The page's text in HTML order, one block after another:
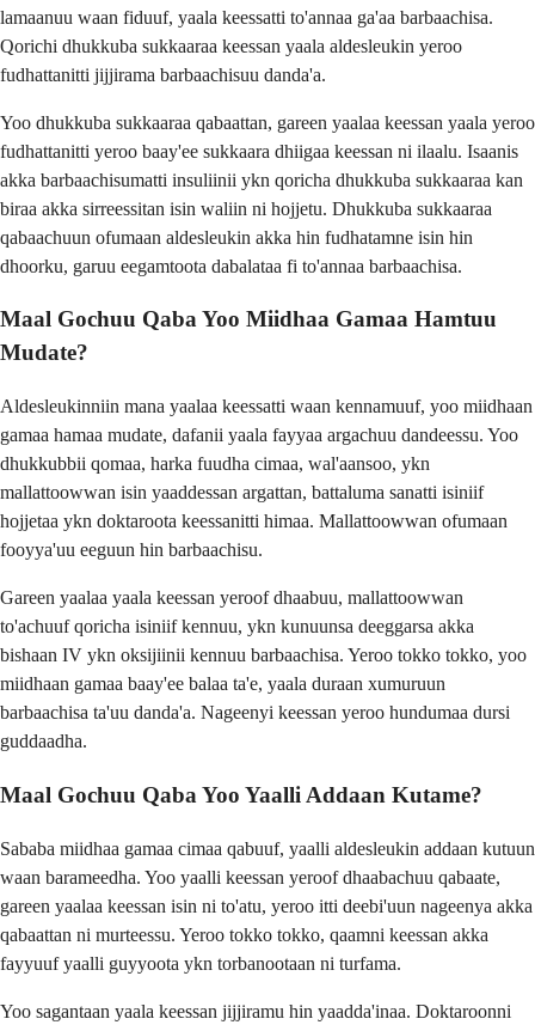
lamaanuu waan fiduuf, yaala keessatti to'annaa ga'aa barbaachisa.
Qorichi dhukkuba sukkaaraa keessan yaala aldesleukin yeroo
fudhattanitti jijjirama barbaachisuu danda'a.
Yoo dhukkuba sukkaaraa qabaattan, gareen yaalaa keessan yaala yeroo
fudhattanitti yeroo baay'ee sukkaara dhiigaa keessan ni ilaalu. Isaanis
akka barbaachisumatti insuliinii ykn qoricha dhukkuba sukkaaraa kan
biraa akka sirreessitan isin waliin ni hojjetu. Dhukkuba sukkaaraa
qabaachuun ofumaan aldesleukin akka hin fudhatamne isin hin
dhoorku, garuu eegamtoota dabalataa fi to'annaa barbaachisa.
Maal Gochuu Qaba Yoo Miidhaa Gamaa Hamtuu
Mudate?
Aldesleukinniin mana yaalaa keessatti waan kennamuuf, yoo miidhaan
gamaa hamaa mudate, dafanii yaala fayyaa argachuu dandeessu. Yoo
dhukkubbii qomaa, harka fuudha cimaa, wal'aansoo, ykn
mallattoowwan isin yaaddessan argattan, battaluma sanatti isiniif
hojjetaa ykn doktaroota keessanitti himaa. Mallattoowwan ofumaan
fooyya'uu eeguun hin barbaachisu.
Gareen yaalaa yaala keessan yeroof dhaabuu, mallattoowwan
to'achuuf qoricha isiniif kennuu, ykn kunuunsa deeggarsa akka
bishaan IV ykn oksijiinii kennuu barbaachisa. Yeroo tokko tokko, yoo
miidhaan gamaa baay'ee balaa ta'e, yaala duraan xumuruun
barbaachisa ta'uu danda'a. Nageenyi keessan yeroo hundumaa dursi
guddaadha.
Maal Gochuu Qaba Yoo Yaalli Addaan Kutame?
Sababa miidhaa gamaa cimaa qabuuf, yaalli aldesleukin addaan kutuun
waan barameedha. Yoo yaalli keessan yeroof dhaabachuu qabaate,
gareen yaalaa keessan isin ni to'atu, yeroo itti deebi'uun nageenya akka
qabaattan ni murteessu. Yeroo tokko tokko, qaamni keessan akka
fayyuuf yaalli guyyoota ykn torbanootaan ni turfama.
Yoo sagantaan yaala keessan jijjiramu hin yaadda'inaa. Doktaroonni